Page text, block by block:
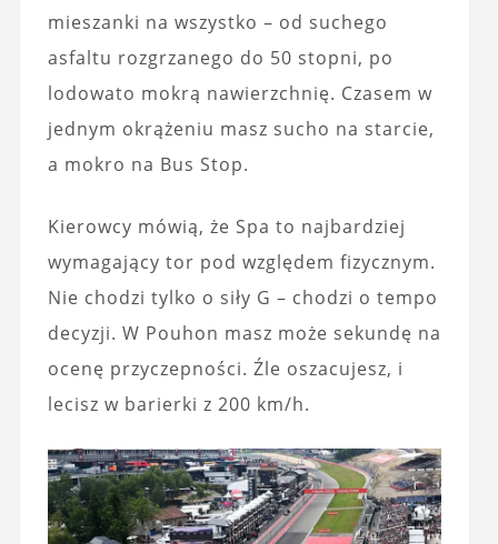
mieszanki na wszystko – od suchego
asfaltu rozgrzanego do 50 stopni, po
lodowato mokrą nawierzchnię. Czasem w
jednym okrążeniu masz sucho na starcie,
a mokro na Bus Stop.
Kierowcy mówią, że Spa to najbardziej
wymagający tor pod względem fizycznym.
Nie chodzi tylko o siły G – chodzi o tempo
decyzji. W Pouhon masz może sekundę na
ocenę przyczepności. Źle oszacujesz, i
lecisz w barierki z 200 km/h.